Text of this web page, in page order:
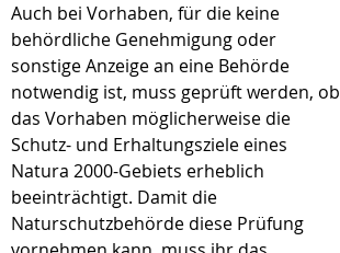
Auch bei Vorhaben, für die keine
behördliche Genehmigung oder
sonstige Anzeige an eine Behörde
notwendig ist, muss geprüft werden, ob
das Vorhaben möglicherweise die
Schutz- und Erhaltungsziele eines
Natura 2000-Gebiets erheblich
beeinträchtigt. Damit die
Naturschutzbehörde diese Prüfung